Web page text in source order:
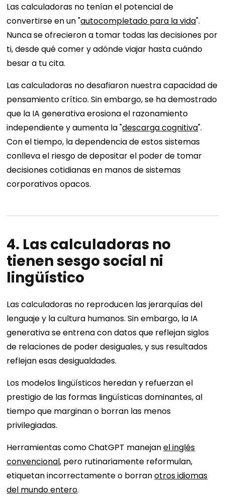
Las calculadoras no tenían el potencial de
convertirse en un "autocompletado para la vida".
Nunca se ofrecieron a tomar todas las decisiones por
ti, desde qué comer y adónde viajar hasta cuándo
besar a tu cita.
Las calculadoras no desafiaron nuestra capacidad de
pensamiento crítico. Sin embargo, se ha demostrado
que la IA generativa erosiona el razonamiento
independiente y aumenta la "descarga cognitiva".
Con el tiempo, la dependencia de estos sistemas
conlleva el riesgo de depositar el poder de tomar
decisiones cotidianas en manos de sistemas
corporativos opacos.
4. Las calculadoras no
tienen sesgo social ni
lingüístico
Las calculadoras no reproducen las jerarquías del
lenguaje y la cultura humanos. Sin embargo, la IA
generativa se entrena con datos que reflejan siglos
de relaciones de poder desiguales, y sus resultados
reflejan esas desigualdades.
Los modelos lingüísticos heredan y refuerzan el
prestigio de las formas lingüísticas dominantes, al
tiempo que marginan o borran las menos
privilegiadas.
Herramientas como ChatGPT manejanel inglés
convencional, pero rutinariamente reformulan,
etiquetan incorrectamente o borranotros idiomas
del mundo entero.